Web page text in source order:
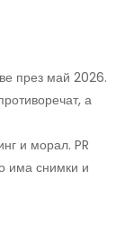
през май 2026.
а
и морал. PR
има снимки и